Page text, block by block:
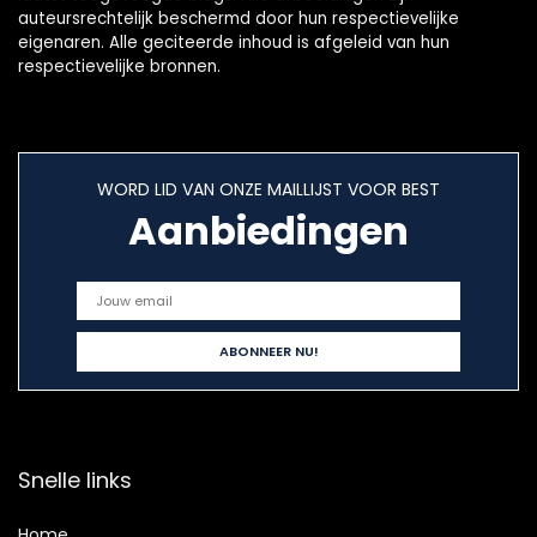
auteursrechtelijk beschermd door hun respectievelijke
eigenaren. Alle geciteerde inhoud is afgeleid van hun
respectievelijke bronnen.
WORD LID VAN ONZE MAILLIJST VOOR BEST
Aanbiedingen
Snelle links